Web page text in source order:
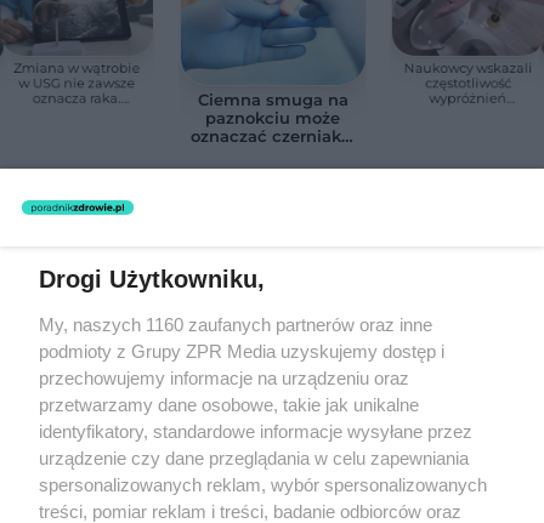
Zmiana w wątrobie
w USG nie zawsze
oznacza raka.
Ciemna smuga na
paznokciu może
oznaczać czerniaka.
zlekceważył ten
Naukowcy wskazali
częstotliwość
wypróżnień
POLECA
Drogi Użytkowniku,
My, naszych 1160 zaufanych partnerów oraz inne
podmioty z Grupy ZPR Media uzyskujemy dostęp i
przechowujemy informacje na urządzeniu oraz
przetwarzamy dane osobowe, takie jak unikalne
identyfikatory, standardowe informacje wysyłane przez
urządzenie czy dane przeglądania w celu zapewniania
spersonalizowanych reklam, wybór spersonalizowanych
treści, pomiar reklam i treści, badanie odbiorców oraz